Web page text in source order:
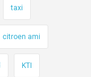
taxi
citroen ami
KTI